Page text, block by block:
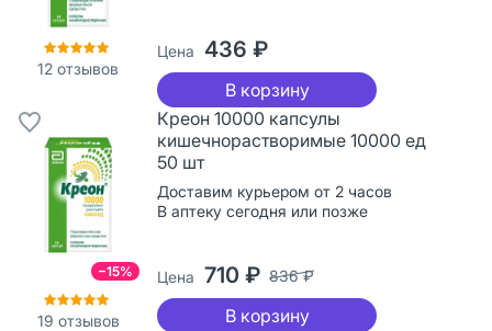
12 отзывов
Цена 436 ₽
В корзину
−15%
19 отзывов
Креон 10000 капсулы
кишечнорастворимые 10000 ед
50 шт
Доставим курьером от 2 часов
В аптеку сегодня или позже
Цена 710 ₽ 836 ₽
В корзину